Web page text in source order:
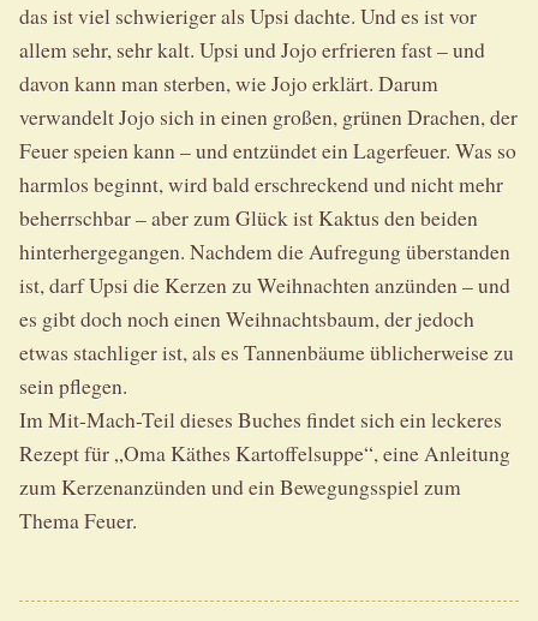
das ist viel schwieriger als Upsi dachte. Und es ist vor
allem sehr, sehr kalt. Upsi und Jojo erfrieren fast – und
davon kann man sterben, wie Jojo erklärt. Darum
verwandelt Jojo sich in einen großen, grünen Drachen, der
Feuer speien kann – und entzündet ein Lagerfeuer. Was so
harmlos beginnt, wird bald erschreckend und nicht mehr
beherrschbar – aber zum Glück ist Kaktus den beiden
hinterhergegangen. Nachdem die Aufregung überstanden
ist, darf Upsi die Kerzen zu Weihnachten anzünden – und
es gibt doch noch einen Weihnachtsbaum, der jedoch
etwas stachliger ist, als es Tannenbäume üblicherweise zu
sein pflegen.
Im Mit-Mach-Teil dieses Buches findet sich ein leckeres
Rezept für „Oma Käthes Kartoffelsuppe“, eine Anleitung
zum Kerzenanzünden und ein Bewegungsspiel zum
Thema Feuer.